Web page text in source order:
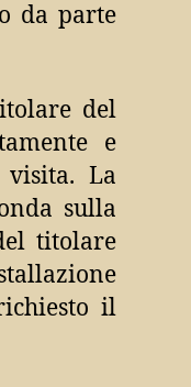
da parte
del
e
La
sulla
titolare
il